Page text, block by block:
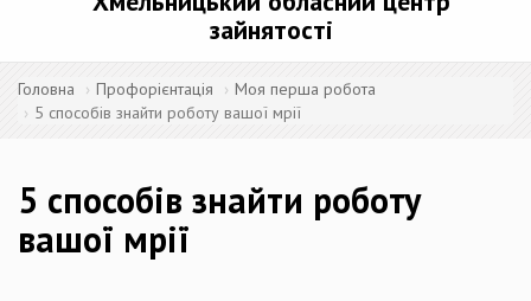
зайнятості
Головна Профорієнтація
Моя перша робота
5 способів знайти роботу вашої мрії
5 способів знайти роботу
вашої мрії